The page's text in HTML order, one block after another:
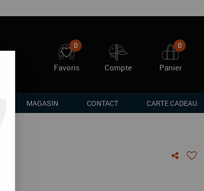
0
Favoris Compte
0
Panier
MAGASIN CONTACT CARTE CADEAU